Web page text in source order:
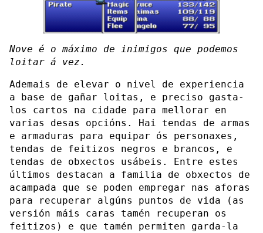
Nove é o máximo de inimigos que podemos
loitar á vez.
Ademais de elevar o nivel de experiencia
a base de gañar loitas, e preciso gasta-
los cartos na cidade para mellorar en
varias desas opcións. Hai tendas de armas
e armaduras para equipar ós personaxes,
tendas de feitizos negros e brancos, e
tendas de obxectos usábeis. Entre estes
últimos destacan a familia de obxectos de
acampada que se poden empregar nas aforas
para recuperar algúns puntos de vida (as
versión máis caras tamén recuperan os
feitizos) e que tamén permiten garda-la